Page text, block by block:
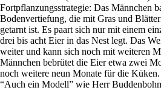
Fortpflanzungsstrategie: Das Männchen
Bodenvertiefung, die mit Gras und
getarnt ist. Es paart sich nur mit einem
drei bis acht Eier in das Nest legt. Das
weiter und kann sich noch mit weiteren
Männchen bebrütet die Eier etwa zwei
noch weitere neun Monate für die Küken.
“Auch ein Modell” wie Herr